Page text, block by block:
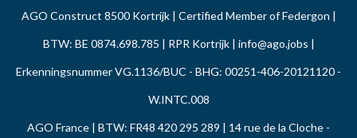
AGO Construct 8500 Kortrijk | Certified Member of Federgon |
BTW: BE 0874.698.785 | RPR Kortrijk | info@ago.jobs |
Erkenningsnummer VG.1136/BUC - BHG: 00251-406-20121120 -
W.INTC.008
AGO France | BTW: FR48 420 295 289 | 14 rue de la Cloche -